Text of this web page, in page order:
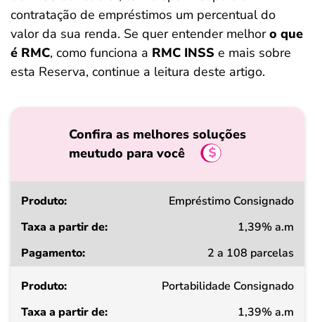
contratação de empréstimos um percentual do
valor da sua renda. Se quer entender melhoro que
é RMC, como funciona a RMC INSS e mais sobre
esta Reserva, continue a leitura deste artigo.
Confira as melhores soluções
meutudo para você
Produto
Taxa
a
de
Empréstimo Consignado
1,39% a.m
2 a 108 parcelas
Portabilidade Consignado
1,39% a.m